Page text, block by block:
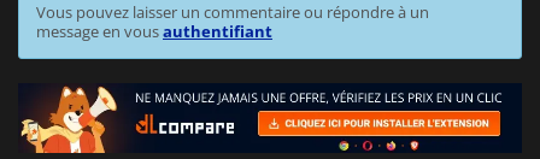
Vous pouvez laisser un commentaire ou répondre à un
message en vousauthentifiant